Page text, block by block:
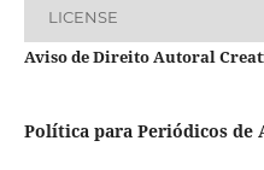
LICENSE
Aviso de Direito Autoral
Política para Periódicos de